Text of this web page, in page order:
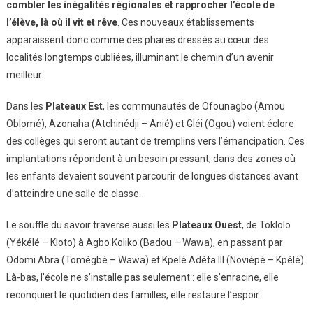
combler les inégalités régionales et rapprocher l’école de
l’élève, là où il vit et rêve. Ces nouveaux établissements
apparaissent donc comme des phares dressés au cœur des
localités longtemps oubliées, illuminant le chemin d’un avenir
meilleur.
Dans les Plateaux Est, les communautés de Ofounagbo (Amou
Oblomé), Azonaha (Atchinédji – Anié) et Gléi (Ogou) voient éclore
des collèges qui seront autant de tremplins vers l’émancipation. Ces
implantations répondent à un besoin pressant, dans des zones où
les enfants devaient souvent parcourir de longues distances avant
d’atteindre une salle de classe.
Le souffle du savoir traverse aussi les Plateaux Ouest, de Toklolo
(Yékélé – Kloto) à Agbo Koliko (Badou – Wawa), en passant par
Odomi Abra (Tomégbé – Wawa) et Kpelé Adéta III (Noviépé – Kpélé).
Là-bas, l’école ne s’installe pas seulement : elle s’enracine, elle
reconquiert le quotidien des familles, elle restaure l’espoir.